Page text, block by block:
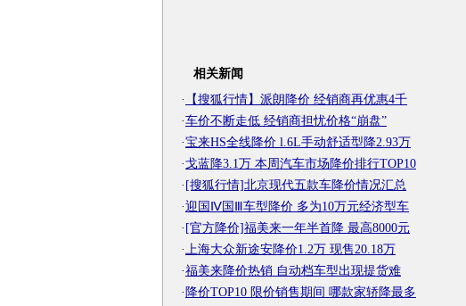
相关新闻
· 【搜狐行情】派朗降价 经销商再优惠4千
·车价不断走低 经销商担忧价格“崩盘”
·宝来HS全线降价 l.6L手动舒适型降2.93万
·戈蓝降3.1万 本周汽车市场降价排行TOP10
· [搜狐行情]北京现代五款车降价情况汇总
·迎国Ⅳ国Ⅲ车型降价 多为10万元经济型车
· [官方降价]福美来一年半首降 最高8000元
·上海大众新途安降价1.2万 现售20.18万
·福美来降价热销 自动档车型出现提货难
· 降价TOP10 限价销售期间 哪款家轿降最多